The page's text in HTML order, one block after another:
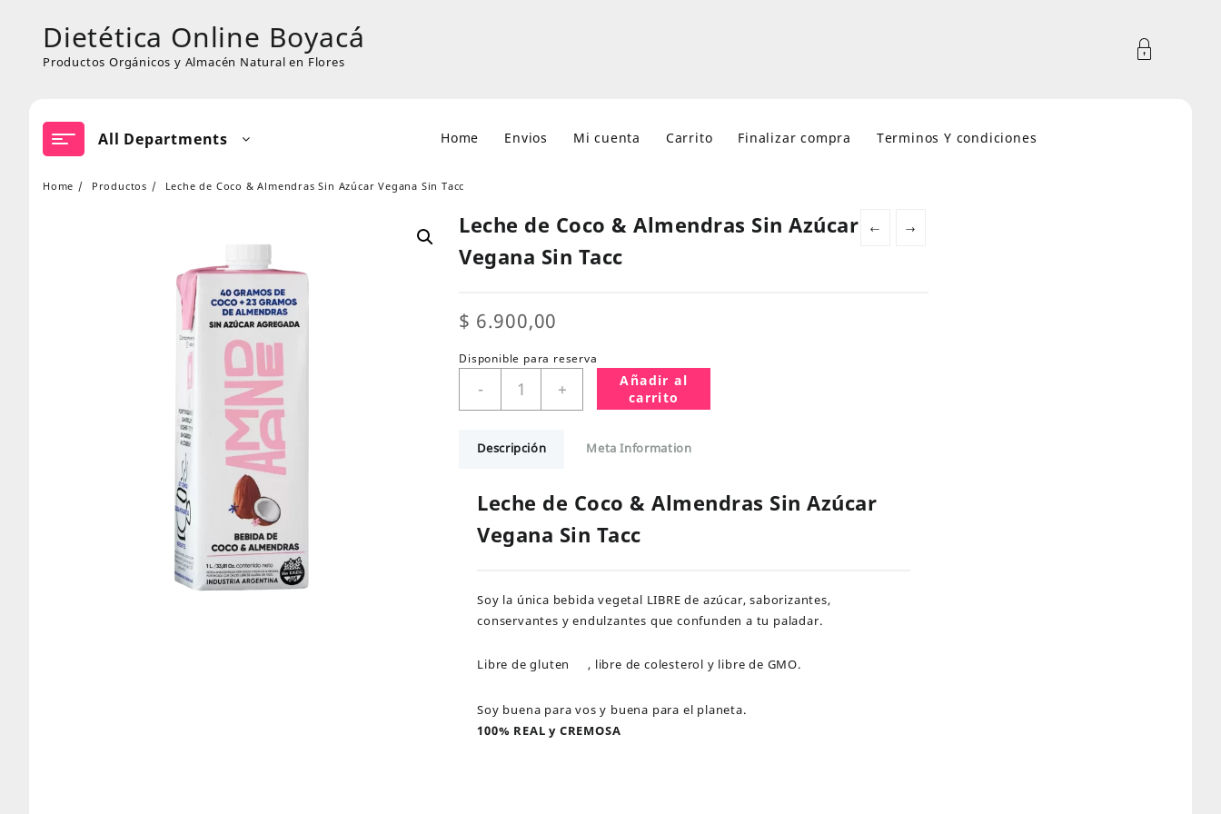
contentDietética Online Boyacá
Productos Orgánicos y Almacén Natural en Flores
All Departments Home Envios Mi cuenta Carrito Finalizar compra Terminos Y condiciones
Home Productos Leche de Coco & Almendras Sin Azúcar Vegana Sin Tacc
← →
Leche de Coco & Almendras Sin Azúcar
Vegana Sin Tacc
$ 6.900,00
Disponible para reserva
-
Coco
Almendras
Azúcar
Vegana
Sin
Tacc
+
Añadir al
carrito
Descripción Meta Information
Leche de Coco & Almendras Sin Azúcar
Vegana Sin Tacc
Soy la única bebida vegetal LIBRE de azúcar, saborizantes,
conservantes y endulzantes que confunden a tu paladar.
Libre de gluten , libre de colesterol y libre de GMO.
Soy buena para vos y buena para el planeta.
100% REAL y CREMOSA